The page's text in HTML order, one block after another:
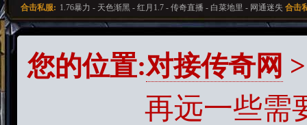
合击私服: 1.76暴力 - 天色渐黑 - 红月1.7 - 传奇直播 - 白菜地里 - 网通迷失 合击
您的位置:对接传奇网
再远一些需